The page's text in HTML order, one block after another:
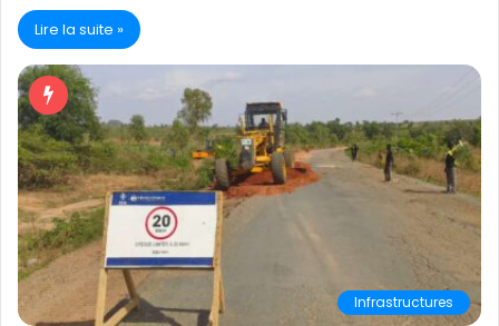
Lire la suite »
Infrastructures